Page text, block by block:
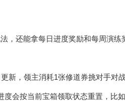
，还能拿每日进度奖励和每周演练
更新，领主消耗1张修道券挑对手
度会按当前宝箱领取状态重置，